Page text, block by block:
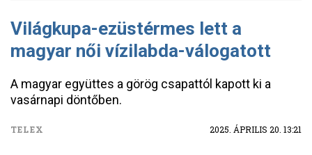
Világkupa-ezüstérmes lett a
magyar női vízilabda-válogatott
A magyar együttes a görög csapattól kapott ki a
vasárnapi döntőben.
TELEX 2025. ÁPRILIS 20. 13:21